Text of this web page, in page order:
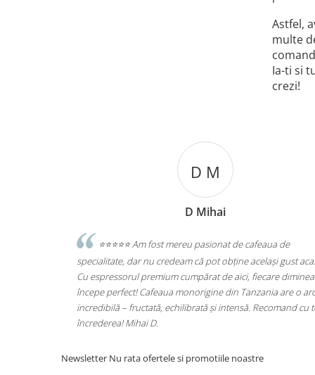
Astfel,
multe
Ia-ti si
crezi!
D M
D Mihai
⭐️⭐️⭐️⭐️⭐️ Am fost mereu pasionat de cafeaua de
specialitate, dar nu credeam că pot obține același gust
Cu espressorul premium cumpărat de aici, fiecare
începe perfect! Cafeaua monorigine din Tanzania are o
incredibilă – fructată, echilibrată și intensă. Recomand cu
încrederea! Mihai D.
Newsletter Nu rata ofertele si promotiile noastre